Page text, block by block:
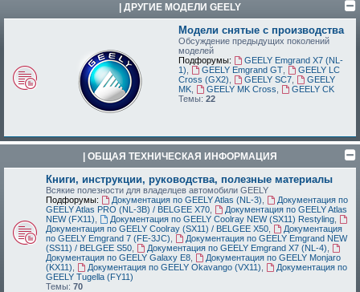
| ДРУГИЕ МОДЕЛИ GEELY
Модели снятые с производства
Обсуждение предыдущих поколений
моделей
Подфорумы:
GEELY Emgrand X7 (NL-
1)
GEELY Emgrand GT,
GEELY LC
Cross (GX2)
GEELY SC7,
GEELY
MK
GEELY MK Cross
GEELY CK
Темы: 22
| ОБЩАЯ ТЕХНИЧЕСКАЯ ИНФОРМАЦИЯ
Книги, инструкции, руководства, полезные материалы
Всякие полезности для владелцев автомобили GEELY
Подфорумы:
Документация по GEELY Atlas (NL-3)
Документация по
GEELY Atlas PRO (NL-3B) / BELGEE X70
Документация по GEELY Atlas
NEW (FX11)
Документация по GEELY Coolray NEW (SX11) Restyling,
Документация по GEELY Coolray (SX11) / BELGEE X50
Документация
по GEELY Emgrand 7 (FE-3JC)
Документация по GEELY Emgrand NEW
(SS11) / BELGEE S50
Документация по GEELY Emgrand X7 (NL-4)
Документация по GEELY Galaxy E8
Документация по GEELY Monjaro
(KX11)
Документация по GEELY Okavango (VX11)
Документация по
GEELY Tugella (FY11)
Темы: 70